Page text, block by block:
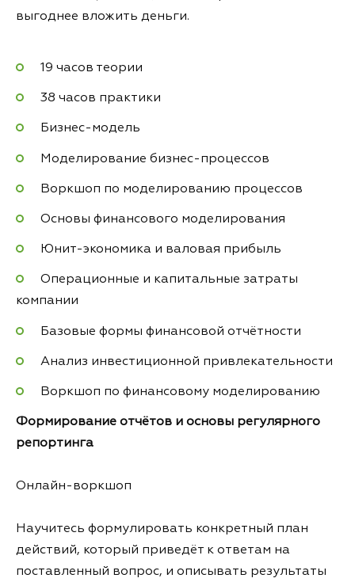
выгоднее вложить деньги.
19 часов теории
38 часов практики
Бизнес-модель
Моделирование бизнес-процессов
Воркшоп по моделированию процессов
Основы финансового моделирования
Юнит-экономика и валовая прибыль
Операционные и капитальные затраты
компании
Базовые формы финансовой отчётности
Анализ инвестиционной привлекательности
Воркшоп по финансовому моделированию
Формирование отчётов и основы регулярного
репортинга
Онлайн-воркшоп
Научитесь формулировать конкретный план
действий, который приведёт к ответам на
поставленный вопрос, и описывать результаты